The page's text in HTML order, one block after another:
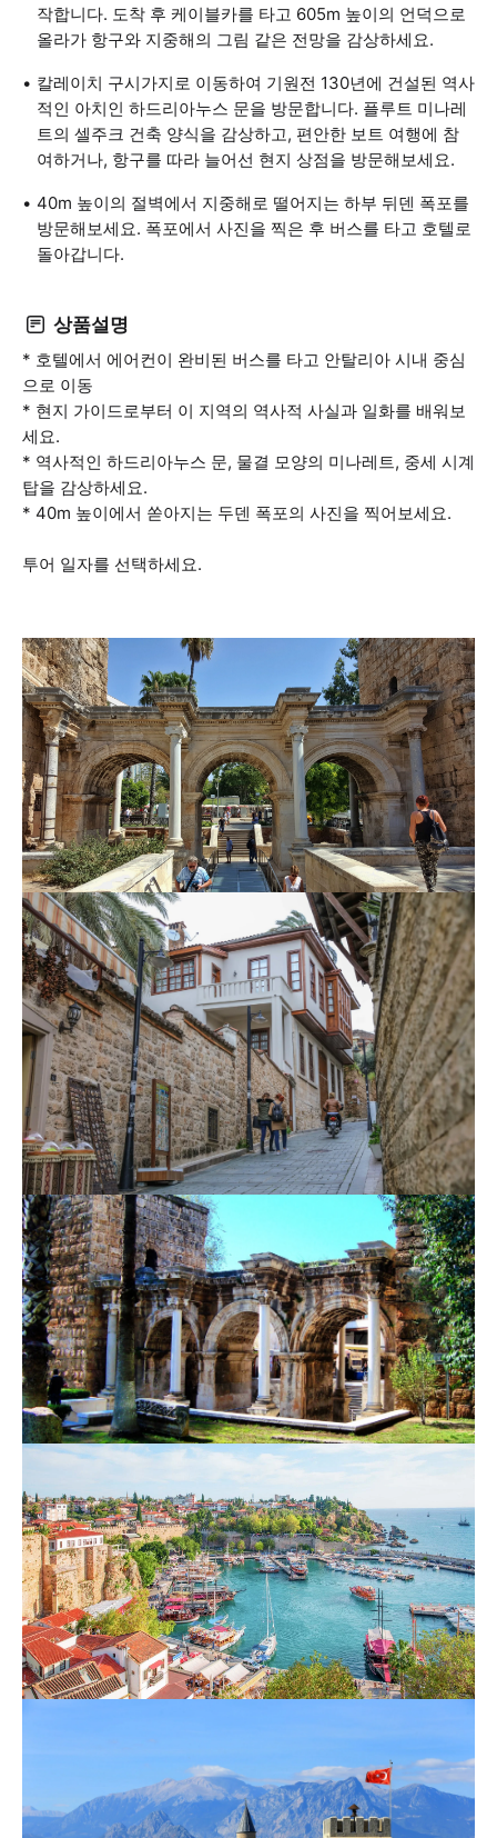
작합니다. 도착 후 케이블카를 타고 605m 높이의 언덕으로
올라가 항구와 지중해의 그림 같은 전망을 감상하세요.
칼레이치 구시가지로 이동하여 기원전 130년에 건설된 역사
적인 아치인 하드리아누스 문을 방문합니다. 플루트 미나레
트의 셀주크 건축 양식을 감상하고, 편안한 보트 여행에 참
여하거나, 항구를 따라 늘어선 현지 상점을 방문해보세요.
40m 높이의 절벽에서 지중해로 떨어지는 하부 뒤덴 폭포를
방문해보세요. 폭포에서 사진을 찍은 후 버스를 타고 호텔로
돌아갑니다.
상품설명
* 호텔에서 에어컨이 완비된 버스를 타고 안탈리아 시내 중심
으로 이동
* 현지 가이드로부터 이 지역의 역사적 사실과 일화를 배워보
세요.
* 역사적인 하드리아누스 문, 물결 모양의 미나레트, 중세 시계
탑을 감상하세요.
* 40m 높이에서 쏟아지는 두덴 폭포의 사진을 찍어보세요.
투어 일자를 선택하세요.